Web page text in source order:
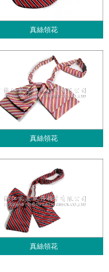
真絲領花
真絲領花
真絲領花